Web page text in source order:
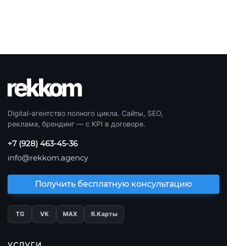
Digital-агентство полного цикла. Сайты, SEO,
реклама, брендинг — с KPI в договоре.
+7 (928) 463-45-36
info@rekkom.agency
Получить бесплатную консультацию
TG VK МАХ Я.Карты